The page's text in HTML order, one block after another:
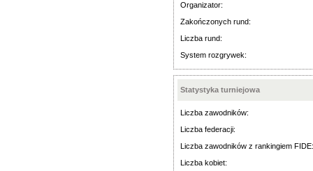
Organizator:
Zakończonych rund:
Liczba rund:
System rozgrywek:
Statystyka turniejowa
Liczba zawodników:
Liczba federacji:
Liczba zawodników z rankingiem FIDE:
Liczba kobiet: